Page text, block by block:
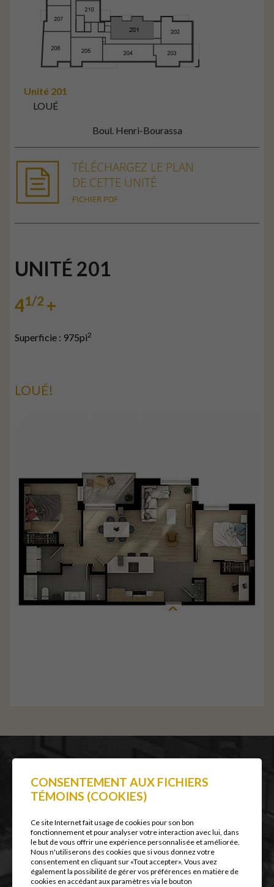
UNITÉ 201
41/2 +
Superficie : 975pi2
LOUÉ!
Unité 201
LOUÉ
Boul. Henri-Bourassa
TÉLÉCHARGEZ LE PLAN
DE CETTE UNITÉ
FICHIER PDF
VUE Condos Locatifs
Spécifications
À proximité
Album photo
Contact
Conditions d'utilisation et
CONSENTEMENT AUX FICHIERS
TÉMOINS (COOKIES)
Ce site Internet fait usage de cookies pour son bon
fonctionnement et pour analyser votre interaction avec lui, dans
le but de vous offrir une expérience personnalisée et améliorée.
Nous n'utiliserons des cookies que si vous donnez votre
consentement en cliquant sur «Tout accepter». Vous avez
également la possibilité de gérer vos préférences en matière de
cookies en accédant aux paramètres via le bouton